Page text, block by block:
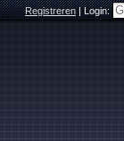
Registreren|Login: